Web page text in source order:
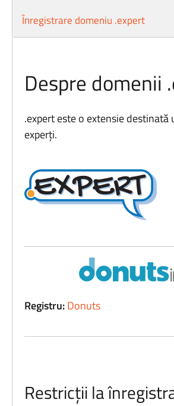
Înregistrare domeniu .expert
Despre domenii
.expert este o extensie destinată
experți.
Registru:Donuts
Restricții la